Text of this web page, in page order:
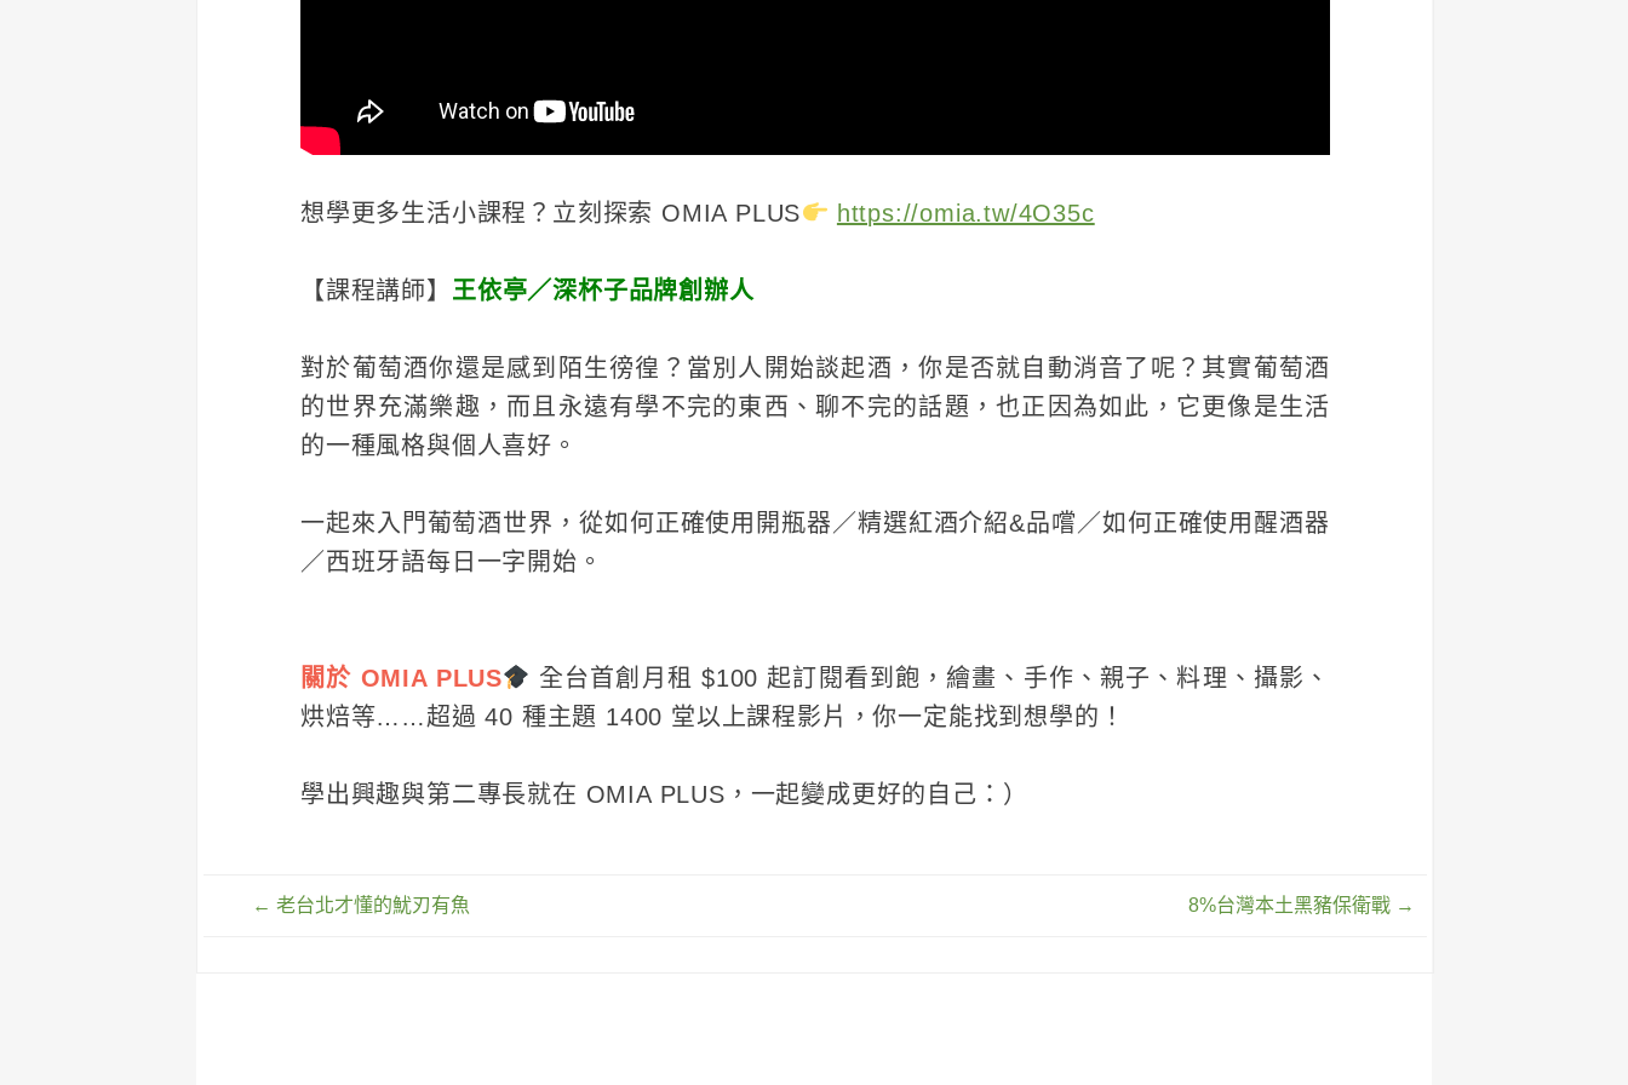
想學更多生活小課程？立刻探索 OMIA PLUS https://omia.tw/4O35c
【課程講師】 王依亭／深杯子品牌創辦人
對於葡萄酒你還是感到陌生徬徨？當別人開始談起酒，你是否就自動消音了呢？其實葡萄酒
的世界充滿樂趣，而且永遠有學不完的東西、聊不完的話題，也正因為如此，它更像是生活
的一種風格與個人喜好。
一起來入門葡萄酒世界，從如何正確使用開瓶器／精選紅酒介紹&品嚐／如何正確使用醒酒器
／西班牙語每日一字開始。
關於 OMIA PLUS
全台首創月租 $100 起訂閱看到飽，繪畫、手作、親子、料理、攝影、
烘焙等……超過 40 種主題 1400 堂以上課程影片，你一定能找到想學的！
學出興趣與第二專長就在 OMIA PLUS，一起變成更好的自己：）
文
← 老台北才懂的魷刃有魚 8%台灣本土黑豬保衛戰 →